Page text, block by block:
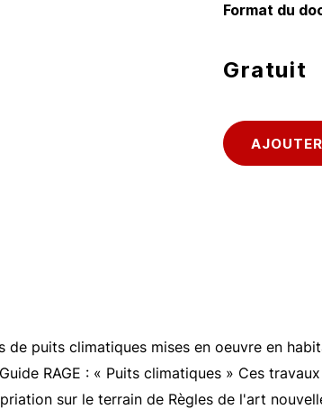
Format du
Gratuit
de puits climatiques mises en oeuvre en
RAGE : « Puits climatiques » Ces
sur le terrain de Règles de l'art